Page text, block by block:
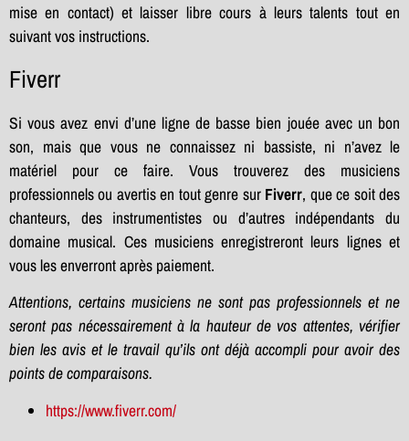
mise en contact) et laisser libre cours à leurs talents tout en
suivant vos instructions.
Fiverr
Si vous avez envi d’une ligne de basse bien jouée avec un bon
son, mais que vous ne connaissez ni bassiste, ni n’avez le
matériel pour ce faire. Vous trouverez des musiciens
professionnels ou avertis en tout genre sur Fiverr, que ce soit des
chanteurs, des instrumentistes ou d’autres indépendants du
domaine musical. Ces musiciens enregistreront leurs lignes et
vous les enverront après paiement.
Attentions, certains musiciens ne sont pas professionnels et ne
seront pas nécessairement à la hauteur de vos attentes, vérifier
bien les avis et le travail qu’ils ont déjà accompli pour avoir des
points de comparaisons.
https://www.fiverr.com/